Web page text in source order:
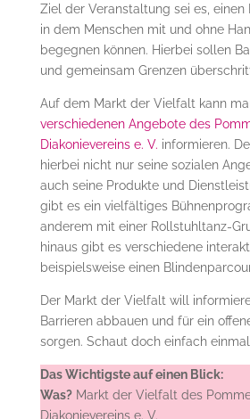
Ziel der Veranstaltung sei es, einen
in dem Menschen mit und ohne
begegnen können. Hierbei sollen
und gemeinsam Grenzen
Auf dem Markt der Vielfalt kann
verschiedenen Angebote des
Diakonievereins e. V. informieren.
hierbei nicht nur seine sozialen
auch seine Produkte und
gibt es ein vielfältiges
anderem mit einer Rollstuhltanz-
hinaus gibt es verschiedene
beispielsweise einen
Der Markt der Vielfalt will
Barrieren abbauen und für ein
sorgen. Schaut doch einfach
Das Wichtigste auf einen Blick:
Was?Markt der Vielfalt des
Diakonievereins e. V.